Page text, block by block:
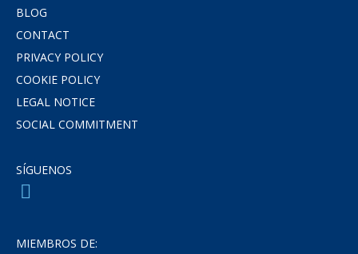
BLOG
CONTACT
PRIVACY POLICY
COOKIE POLICY
LEGAL NOTICE
SOCIAL COMMITMENT
SÍGUENOS
MIEMBROS DE: